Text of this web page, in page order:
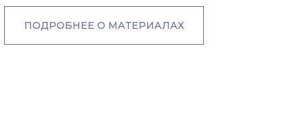
ПОДРОБНЕЕ О МАТЕРИАЛАХ